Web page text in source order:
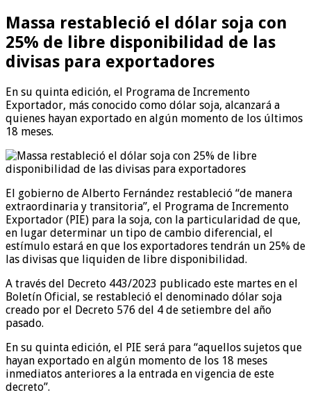
Massa restableció el dólar soja con
25% de libre disponibilidad de las
divisas para exportadores
En su quinta edición, el Programa de Incremento
Exportador, más conocido como dólar soja, alcanzará a
quienes hayan exportado en algún momento de los últimos
18 meses.
El gobierno de Alberto Fernández restableció “de manera
extraordinaria y transitoria”, el Programa de Incremento
Exportador (PIE) para la soja, con la particularidad de que,
en lugar determinar un tipo de cambio diferencial, el
estímulo estará en que los exportadores tendrán un 25% de
las divisas que liquiden de libre disponibilidad.
A través del Decreto 443/2023 publicado este martes en el
Boletín Oficial, se restableció el denominado dólar soja
creado por el Decreto 576 del 4 de setiembre del año
pasado.
En su quinta edición, el PIE será para “aquellos sujetos que
hayan exportado en algún momento de los 18 meses
inmediatos anteriores a la entrada en vigencia de este
decreto”.